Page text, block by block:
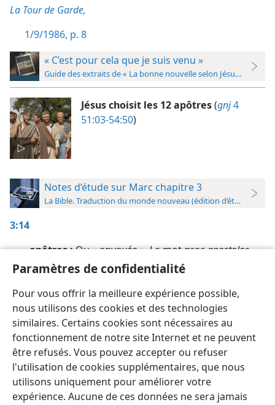
Paramètres de confidentialité
Pour vous offrir la meilleure expérience possible,
nous utilisons des cookies et des technologies
similaires. Certains cookies sont nécessaires au
fonctionnement de notre site Internet et ne peuvent
être refusés. Vous pouvez accepter ou refuser
l'utilisation de cookies supplémentaires, que nous
utilisons uniquement pour améliorer votre
expérience. Aucune de ces données ne sera jamais
La Tour de Garde,
1/9/1986, p. 8
« C’est pour cela que je suis venu »
Guide des extraits de « La bonne nouvelle selon Jésus »
Jésus choisit les 12 apôtres(gnj4
51:03-54:50)
Notes d’étude sur Marc chapitre 3
La Bible. Traduction du monde nouveau (édition d’étude)
3:14
apôtres :Ou « envoyés ». Le mot grecapostolos
vient du verbe apostéllô, qui est utilisé vers la fin de
note d’étude sur Mt 10:2 ).
Français Préférences
Copyright © 2026 Watch Tower Bible and Tract Society of Pennsylvania
Conditions d’utilisation
Règles de confidentialité